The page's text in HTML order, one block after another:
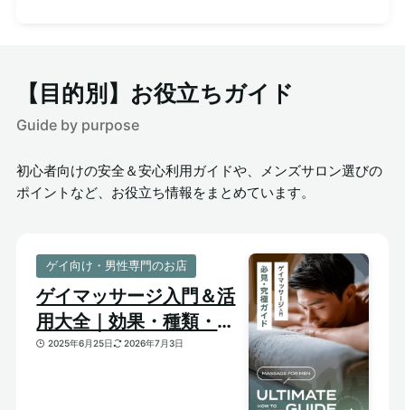
【目的別】お役立ちガイド
Guide by purpose
初心者向けの安全＆安心利用ガイドや、メンズサロン選びの
ポイントなど、お役立ち情報をまとめています。
ゲイ向け・男性専門のお店
ゲイマッサージ入門＆活
用大全｜効果・種類・選
び方がわかる体験ガイド
2025年6月25日 2026年7月3日